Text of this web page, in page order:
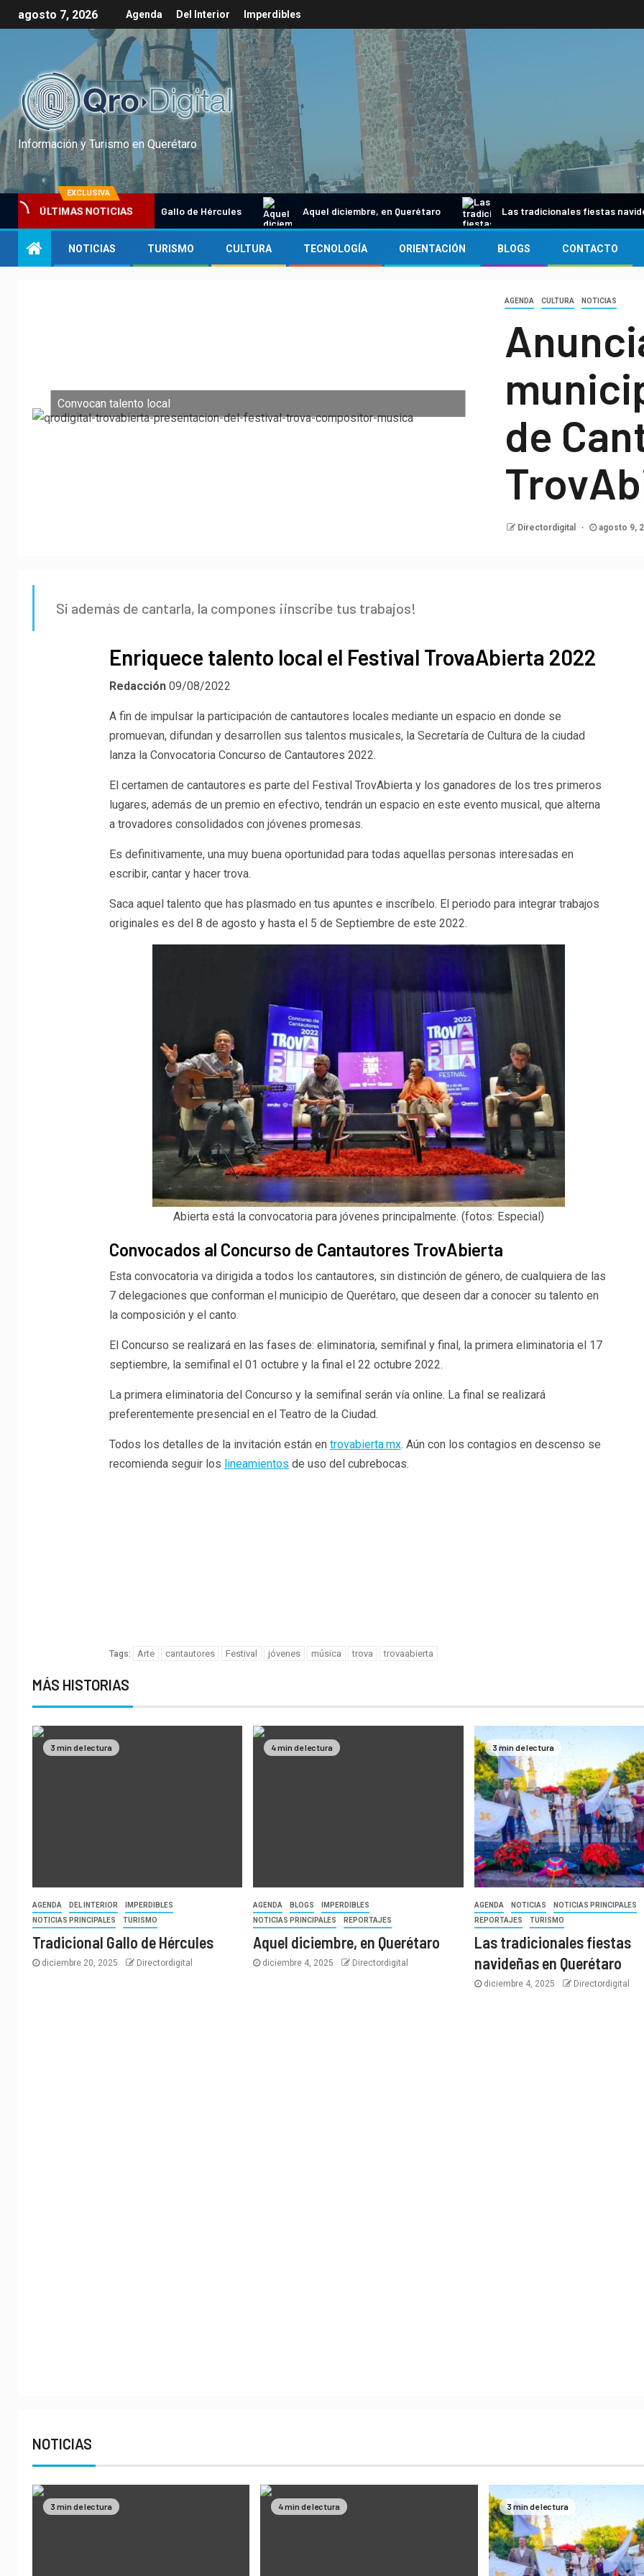
agosto 7, 2026 Agenda Del Interior Imperdibles
Información y Turismo en Querétaro
EXCLUSIVA
ÚLTIMAS NOTICIASTradicional Gallo de Hércules Aquel diciembre, en Querétaro Las tradicionales fiestas navideñas
NOTICIAS TURISMO CULTURA TECNOLOGÍA ORIENTACIÓN BLOGS CONTACTO
Convocan talento local
AGENDA CULTURA NOTICIAS
de
Directordigital agosto 9,
Si además de cantarla, la compones ¡inscribe tus trabajos!
Enriquece talento local el Festival TrovaAbierta 2022
Redacción 09/08/2022
A fin de impulsar la participación de cantautores locales mediante un espacio en donde se
promuevan, difundan y desarrollen sus talentos musicales, la Secretaría de Cultura de la ciudad
lanza la Convocatoria Concurso de Cantautores 2022.
El certamen de cantautores es parte del Festival TrovAbierta y los ganadores de los tres primeros
lugares, además de un premio en efectivo, tendrán un espacio en este evento musical, que alterna
a trovadores consolidados con jóvenes promesas.
Es definitivamente, una muy buena oportunidad para todas aquellas personas interesadas en
escribir, cantar y hacer trova.
Saca aquel talento que has plasmado en tus apuntes e inscríbelo. El periodo para integrar trabajos
originales es del 8 de agosto y hasta el 5 de Septiembre de este 2022.
Abierta está la convocatoria para jóvenes principalmente. (fotos: Especial)
Convocados al Concurso de Cantautores TrovAbierta
Esta convocatoria va dirigida a todos los cantautores, sin distinción de género, de cualquiera de las
7 delegaciones que conforman el municipio de Querétaro, que deseen dar a conocer su talento en
la composición y el canto.
El Concurso se realizará en las fases de: eliminatoria, semifinal y final, la primera eliminatoria el 17
septiembre, la semifinal el 01 octubre y la final el 22 octubre 2022.
La primera eliminatoria del Concurso y la semifinal serán vía online. La final se realizará
preferentemente presencial en el Teatro de la Ciudad.
Todos los detalles de la invitación están en trovabierta.mx. Aún con los contagios en descenso se
recomienda seguir los lineamientos de uso del cubrebocas.
Tags: Arte cantautores Festival jóvenes música trova trovaabierta
MÁS HISTORIAS
3 min de lectura
AGENDA DEL INTERIOR
IMPERDIBLES
NOTICIAS PRINCIPALES
TURISMO
Tradicional Gallo de Hércules
diciembre 20, 2025 Directordigital
4 min de lectura
AGENDA BLOGS
IMPERDIBLES
NOTICIAS PRINCIPALES
REPORTAJES
Aquel diciembre, en Querétaro
diciembre 4, 2025 Directordigital
3 min de lectura
AGENDA NOTICIAS
NOTICIAS PRINCIPALES
REPORTAJES
TURISMO
Las tradicionales fiestas
navideñas en Querétaro
diciembre 4, 2025 Directordigital
NOTICIAS
3 min de lectura 4 min de lectura 3 min de lectura